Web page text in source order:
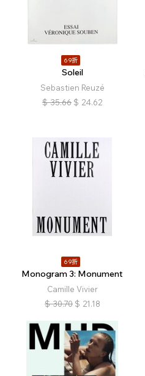
69折
Soleil
Sebastien Reuzé
$ 35.66 $ 24.62
69折
Monogram 3: Monument
Camille Vivier
$ 30.70 $ 21.18